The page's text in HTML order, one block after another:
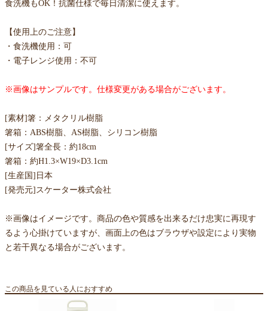
食洗機もOK！抗菌仕様で毎日清潔に使えます。
【使用上のご注意】
・食洗機使用：可
・電子レンジ使用：不可
※画像はサンプルです。仕様変更がある場合がございます。
[素材]箸：メタクリル樹脂
箸箱：ABS樹脂、AS樹脂、シリコン樹脂
[サイズ]箸全長：約18cm
箸箱：約H1.3×W19×D3.1cm
[生産国]日本
[発売元]スケーター株式会社
※画像はイメージです。商品の色や質感を出来るだけ忠実に再現す
るよう心掛けていますが、画面上の色はブラウザや設定により実物
と若干異なる場合がございます。
この商品を見ている人におすすめ